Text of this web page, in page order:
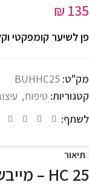
₪ 135
פן לשיער קומפקטי
מק"ט: BUHHC25
קטגוריות: טיפוח,
לשתף:
תיאור
HC 25 – מייבש שיער קומפקטי לנסיעות